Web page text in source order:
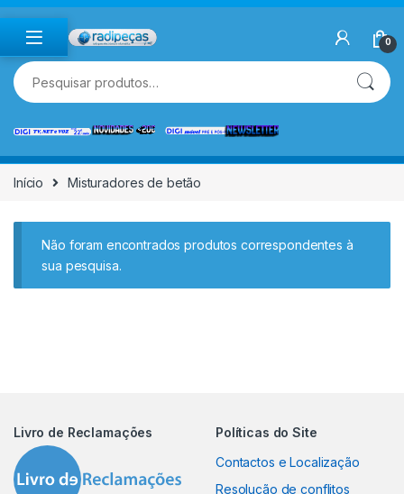
Skip to navigation
Skip to content
0
Pesquisar por:
Início Misturadores de betão
Não foram encontrados produtos correspondentes à
sua pesquisa.
Livro de Reclamações
Políticas do Site
Contactos e Localização
Resolução de conflitos